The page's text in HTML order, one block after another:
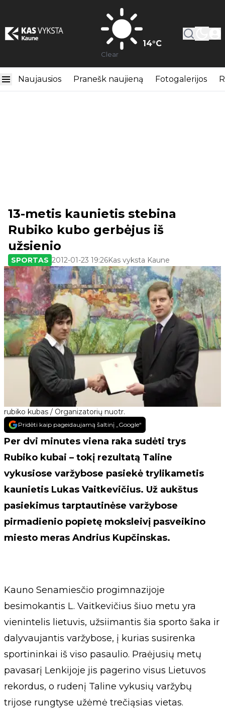
14°C
Clear
Naujausios Pranešk naujieną Fotogalerijos
rubiko kubas / Organizatorių nuotr.
13-metis kaunietis stebina
Rubiko kubo gerbėjus iš
užsienio
SPORTAS 2012-01-23 19:26Kas vyksta Kaune
Pridėti kaip pageidaujamą šaltinį „Google“
Per dvi minutes viena raka sudėti trys
Rubiko kubai – tokį rezultatą Taline
vykusiose varžybose pasiekė trylikametis
kaunietis Lukas Vaitkevičius. Už aukštus
pasiekimus tarptautinėse varžybose
pirmadienio popietę moksleivį pasveikino
miesto meras Andrius Kupčinskas.
Kauno Senamiesčio progimnazijoje
besimokantis L. Vaitkevičius šiuo metu yra
vienintelis lietuvis, užsiimantis šia sporto šaka ir
dalyvaujantis varžybose, į kurias susirenka
sportininkai iš viso pasaulio. Praėjusių metų
pavasarį Lenkijoje jis pagerino visus Lietuvos
rekordus, o rudenį Taline vykusių varžybų
trijose rungtyse užėmė trečiąsias vietas.